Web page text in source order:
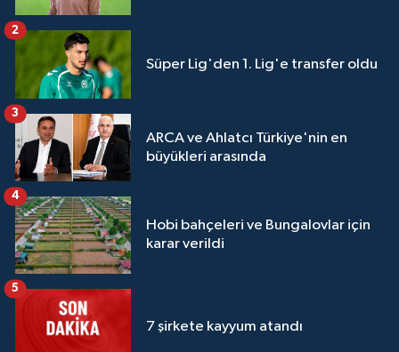
Süper Lig'den 1. Lig'e transfer oldu
2
ARCA ve Ahlatcı Türkiye'nin en
büyükleri arasında
3
Hobi bahçeleri ve Bungalovlar için
karar verildi
4
7 şirkete kayyum atandı
5